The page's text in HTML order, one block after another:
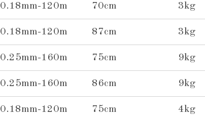
0.18mm-120m 70cm 3kg
0.18mm-120m 87cm 3kg
0.25mm-160m 75cm 9kg
0.25mm-160m 86cm 9kg
0.18mm-120m 75cm 4kg